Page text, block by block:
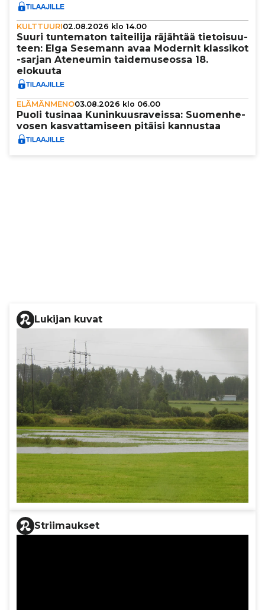
KULTTUURI02.08.2026 klo 14.00
Suuri tun­te­ma­ton tai­tei­lija räjähtää tie­toi­suu­
teen: Elga Sesemann avaa Modernit klassikot
-sarjan Ateneumin tai­de­mu­se­ossa 18.
elokuuta
ELÄMÄNMENO03.08.2026 klo 06.00
Puoli tusinaa Kunin­kuus­ra­veissa: Suo­men­he­
vo­sen kas­vat­ta­mi­seen pitäisi kannustaa
Lukijan kuvat
Striimaukset